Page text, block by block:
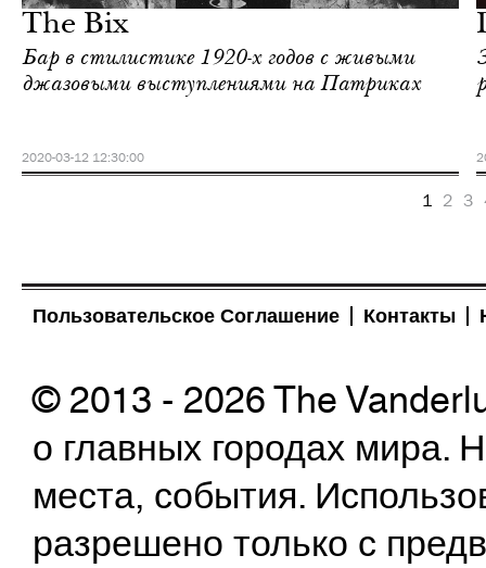
The Bix
Бар в стилистике 1920-х годов с живыми
джазовыми выступлениями на Патриках
2020-03-12 12:30:00
1 2 3
Пользовательское Соглашение Контакты
© 2013 - 2026 The
о главных городах
места, события.
разрешено только с